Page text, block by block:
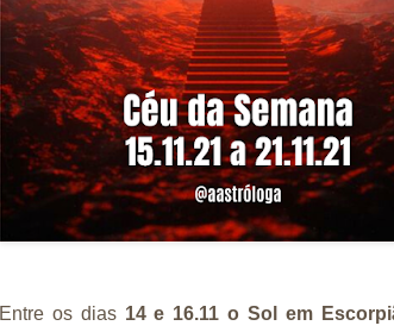
Entre os dias 14 e 16.11 o Sol em